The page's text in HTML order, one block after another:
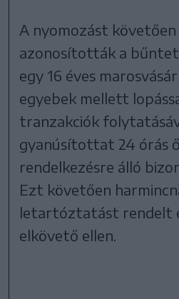
A nyomozást
azonosították a
egy 16 éves
egyebek mellett
tranzakciók
gyanúsítottat 24 órás
rendelkezésre álló
Ezt követően
letartóztatást rendelt
elkövető ellen.